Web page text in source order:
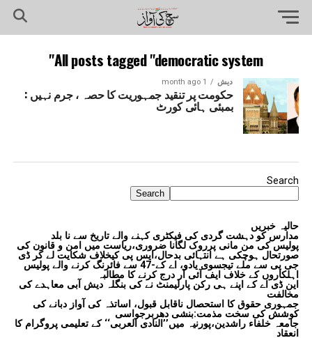
All posts tagged "democratic system"
دیش 1 month ago
حکومت پر تنقید جمہوریت کا حصہ ، جرم نہیں :
بمبئی ہائی کورٹ
Search
Search
حالیہ خبریں
مدارس کو دہشت گردی کی فیکٹری کہنے والے تاریخ سے نا بلد
پولیس کی من مانی پرروک لگانا ضروری،ریاست میں امن و قانون کی
صورتحال ہوچکی ہے انتہائی بدحال،ایس پی کیخلاف شکایت لے کر ڈی
جی پی سے ملے تیجسوی یادو، اے کے-47 سے فائرنگ کرنے والے پولیس
اہلکاروں کے خلاف ایف آئی آر درج کرنے کا مطالبہ
این ڈی اے کے اپنے ہی رکن پارلیمنٹ نے کی بنگلہ دیش آبی معاہدے کی
مخالفت
جمہوری حقوق کا استحصال ناقابل قبول، اساتذہ کی آواز دبانے کی
کوشش کی سخت مذمت:بنشی دھربرجواسی
جامعہ خلفاء راشدین،پورنیہ میں’’النادی العربی‘‘ کے تعلیمی پروگرام کا
انعقاد